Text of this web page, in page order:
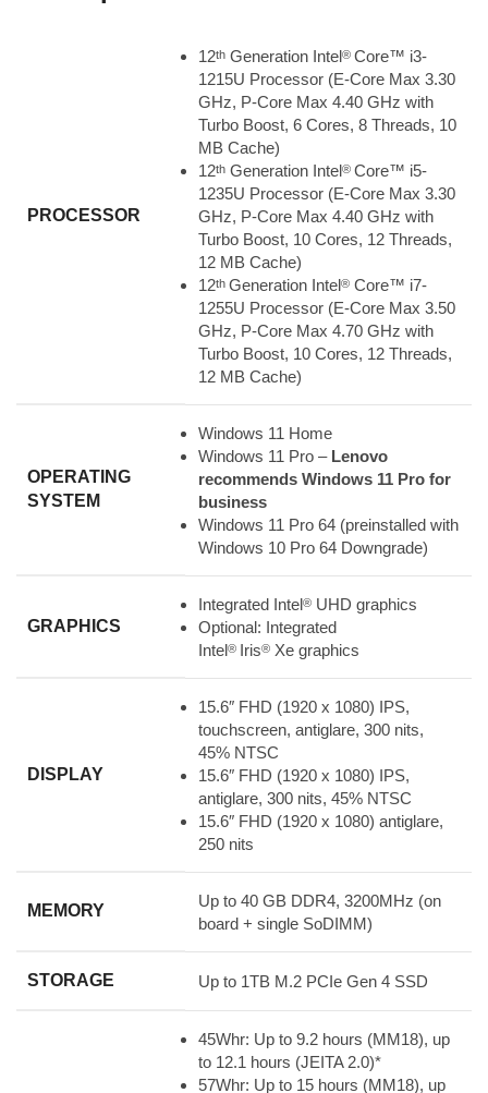
PROCESSOR
12th Generation Intel® Core™ i3-
1215U Processor (E-Core Max 3.30
GHz, P-Core Max 4.40 GHz with
Turbo Boost, 6 Cores, 8 Threads, 10
MB Cache)
12th Generation Intel® Core™ i5-
1235U Processor (E-Core Max 3.30
GHz, P-Core Max 4.40 GHz with
Turbo Boost, 10 Cores, 12 Threads,
12 MB Cache)
12th Generation Intel® Core™ i7-
1255U Processor (E-Core Max 3.50
GHz, P-Core Max 4.70 GHz with
Turbo Boost, 10 Cores, 12 Threads,
12 MB Cache)
OPERATING
SYSTEM
Windows 11 Home
Windows 11 Pro – Lenovo
recommends Windows 11 Pro for
business
Windows 11 Pro 64 (preinstalled with
Windows 10 Pro 64 Downgrade)
GRAPHICS
Integrated Intel® UHD graphics
Optional: Integrated
Intel® Iris® Xe graphics
DISPLAY
15.6″ FHD (1920 x 1080) IPS,
touchscreen, antiglare, 300 nits,
45% NTSC
15.6″ FHD (1920 x 1080) IPS,
antiglare, 300 nits, 45% NTSC
15.6″ FHD (1920 x 1080) antiglare,
250 nits
MEMORY
Up to 40 GB DDR4, 3200MHz (on
board + single SoDIMM)
STORAGE Up to 1TB M.2 PCIe Gen 4 SSD
45Whr: Up to 9.2 hours (MM18), up
to 12.1 hours (JEITA 2.0)*
57Whr: Up to 15 hours (MM18), up